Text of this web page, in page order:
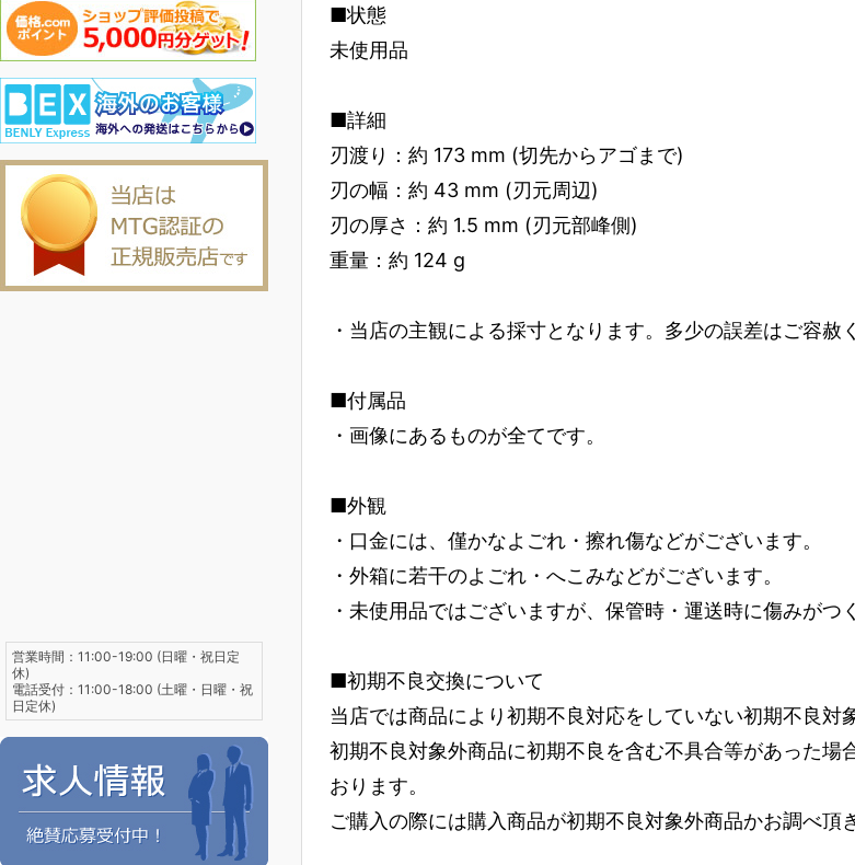
■状態
未使用品
■詳細
刃渡り：約 173 mm (切先からアゴまで)
刃の幅：約 43 mm (刃元周辺)
刃の厚さ：約 1.5 mm (刃元部峰側)
重量：約 124 g
・当店の主観による採寸となります。多少の誤差はご容赦
■付属品
・画像にあるものが全てです。
■外観
・口金には、僅かなよごれ・擦れ傷などがございます。
・外箱に若干のよごれ・へこみなどがございます。
・未使用品ではございますが、保管時・運送時に傷みがつ
■初期不良交換について
当店では商品により初期不良対応をしていない初期不良対
初期不良対象外商品に初期不良を含む不具合等があった
おります。
ご購入の際には購入商品が初期不良対象外商品かお調べ頂
営業時間：11:00-19:00 (日曜・祝日定
休)
電話受付：11:00-18:00 (土曜・日曜・祝
日定休)